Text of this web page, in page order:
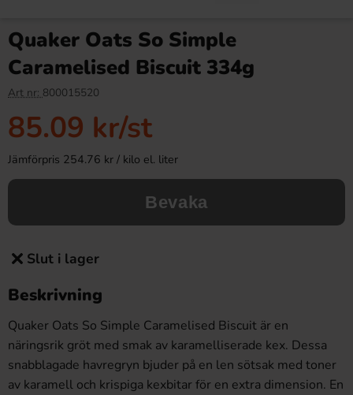
Quaker Oats So Simple
Caramelised Biscuit 334g
Art nr: 800015520
85.09 kr/st
Jämförpris 254.76 kr / kilo el. liter
Bevaka
Slut i lager
Beskrivning
Quaker Oats So Simple Caramelised Biscuit är en
näringsrik gröt med smak av karamelliserade kex. Dessa
snabblagade havregryn bjuder på en len sötsak med toner
av karamell och krispiga kexbitar för en extra dimension. En